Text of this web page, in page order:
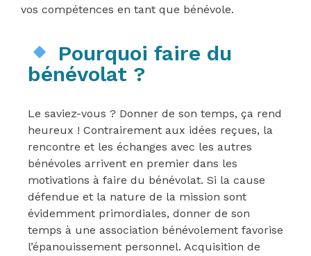
vos compétences en tant que bénévole.
Pourquoi faire du
bénévolat ?
Le saviez-vous ? Donner de son temps, ça rend
heureux ! Contrairement aux idées reçues, la
rencontre et les échanges avec les autres
bénévoles arrivent en premier dans les
motivations à faire du bénévolat. Si la cause
défendue et la nature de la mission sont
évidemment primordiales, donner de son
temps à une association bénévolement favorise
l’épanouissement personnel. Acquisition de